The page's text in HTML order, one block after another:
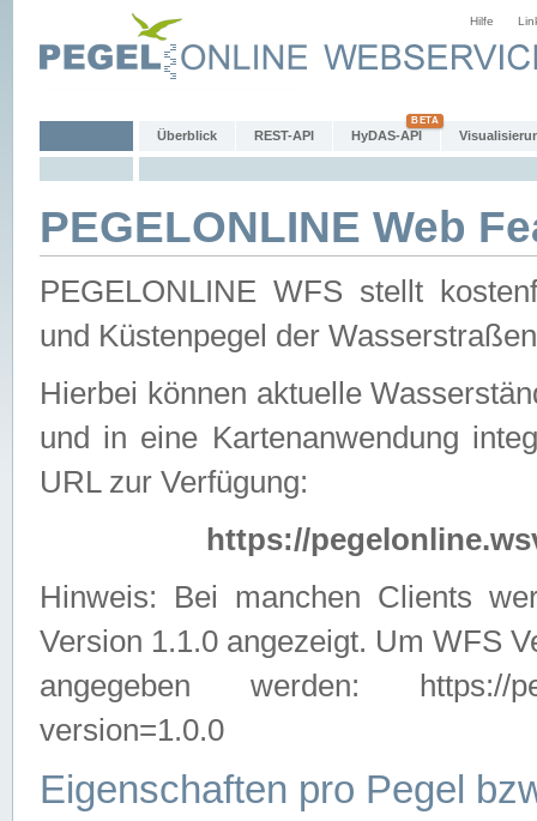
Hilfe
Überblick REST-API HyDAS-API
PEGELONLINE Web
PEGELONLINE WFS stellt
und Küstenpegel der
Hierbei können aktuelle
und in eine Kartenanwendung
URL zur Verfügung:
https://
Hinweis: Bei manchen Clients
Version 1.1.0 angezeigt. Um WFS
angegeben werden: https://
version=1.0.0
Eigenschaften pro Pegel